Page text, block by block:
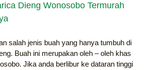
Dieng Wonosobo Termurah
salah jenis buah yang hanya tumbuh di
Buah ini merupakan oleh – oleh khas
Jika anda berlibur ke dataran tinggi